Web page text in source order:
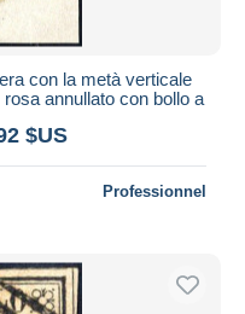
con la metà verticale
annullato con bollo a
$US
Professionnel